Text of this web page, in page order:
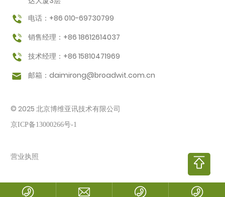
电话：+86 010-69730799
销售经理：+86 18612614037
技术经理：+86 15810471969
邮箱： daimirong@broadwit.com.cn
© 2025 北京博维亚讯技术有限公司
京ICP备13000266号-1
营业执照